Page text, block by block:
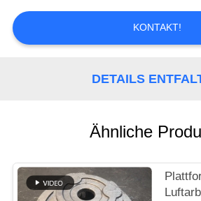
NACHRICHTEN
SITEMAP
KONTAKT!
DETAILS
Ähnliche